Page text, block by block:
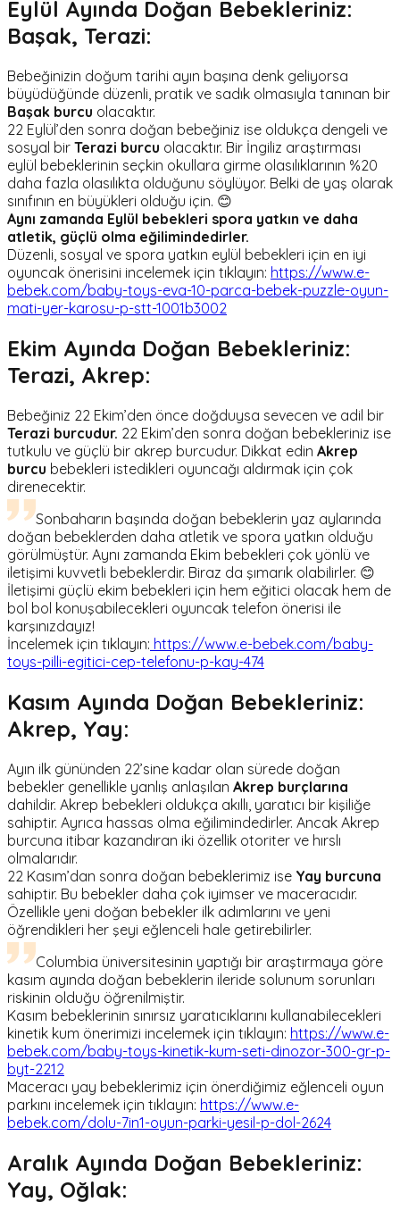
Eylül Ayında Doğan Bebekleriniz:
Başak, Terazi:
Bebeğinizin doğum tarihi ayın başına denk geliyorsa
büyüdüğünde düzenli, pratik ve sadık olmasıyla tanınan bir
Başak burcu olacaktır.
22 Eylül’den sonra doğan bebeğiniz ise oldukça dengeli ve
sosyal bir Terazi burcu olacaktır. Bir İngiliz araştırması
eylül bebeklerinin seçkin okullara girme olasılıklarının %20
daha fazla olasılıkta olduğunu söylüyor. Belki de yaş olarak
sınıfının en büyükleri olduğu için. 😊
Aynı zamanda Eylül bebekleri spora yatkın ve daha
atletik, güçlü olma eğilimindedirler.
Düzenli, sosyal ve spora yatkın eylül bebekleri için en iyi
oyuncak önerisini incelemek için tıklayın: https://www.e-
bebek.com/baby-toys-eva-10-parca-bebek-puzzle-oyun-
mati-yer-karosu-p-stt-1001b3002
Ekim Ayında Doğan Bebekleriniz:
Terazi, Akrep:
Bebeğiniz 22 Ekim’den önce doğduysa sevecen ve adil bir
Terazi burcudur. 22 Ekim’den sonra doğan bebekleriniz ise
tutkulu ve güçlü bir akrep burcudur. Dikkat edin Akrep
burcu bebekleri istedikleri oyuncağı aldırmak için çok
direnecektir.
Sonbaharın başında doğan bebeklerin yaz aylarında
doğan bebeklerden daha atletik ve spora yatkın olduğu
görülmüştür. Aynı zamanda Ekim bebekleri çok yönlü ve
iletişimi kuvvetli bebeklerdir. Biraz da şımarık olabilirler. 😊
İletişimi güçlü ekim bebekleri için hem eğitici olacak hem de
bol bol konuşabilecekleri oyuncak telefon önerisi ile
karşınızdayız!
İncelemek için tıklayın: https://www.e-bebek.com/baby-
toys-pilli-egitici-cep-telefonu-p-kay-474
Kasım Ayında Doğan Bebekleriniz:
Akrep, Yay:
Ayın ilk gününden 22’sine kadar olan sürede doğan
bebekler genellikle yanlış anlaşılan Akrep burçlarına
dahildir. Akrep bebekleri oldukça akıllı, yaratıcı bir kişiliğe
sahiptir. Ayrıca hassas olma eğilimindedirler. Ancak Akrep
burcuna itibar kazandıran iki özellik otoriter ve hırslı
olmalarıdır.
22 Kasım’dan sonra doğan bebeklerimiz ise Yay burcuna
sahiptir. Bu bebekler daha çok iyimser ve maceracıdır.
Özellikle yeni doğan bebekler ilk adımlarını ve yeni
öğrendikleri her şeyi eğlenceli hale getirebilirler.
Columbia üniversitesinin yaptığı bir araştırmaya göre
kasım ayında doğan bebeklerin ileride solunum sorunları
riskinin olduğu öğrenilmiştir.
Kasım bebeklerinin sınırsız yaratıcıklarını kullanabilecekleri
kinetik kum önerimizi incelemek için tıklayın: https://www.e-
bebek.com/baby-toys-kinetik-kum-seti-dinozor-300-gr-p-
byt-2212
Maceracı yay bebeklerimiz için önerdiğimiz eğlenceli oyun
parkını incelemek için tıklayın: https://www.e-
bebek.com/dolu-7in1-oyun-parki-yesil-p-dol-2624
Aralık Ayında Doğan Bebekleriniz:
Yay, Oğlak: